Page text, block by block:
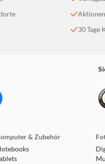
30 Tage
& Zubehör